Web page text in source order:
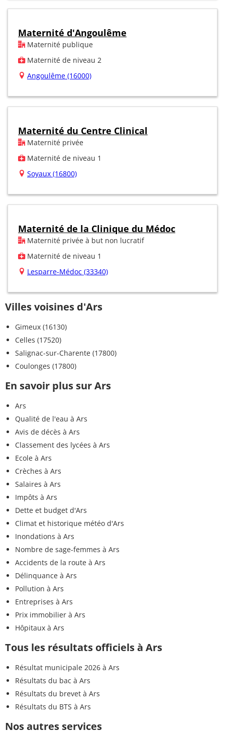
Maternité d'Angoulême
Maternité publique
Maternité de niveau 2
Angoulême (16000)
Maternité du Centre Clinical
Maternité privée
Maternité de niveau 1
Soyaux (16800)
Maternité de la Clinique du Médoc
Maternité privée à but non lucratif
Maternité de niveau 1
Lesparre-Médoc (33340)
Villes voisines d'Ars
Gimeux (16130)
Celles (17520)
Salignac-sur-Charente (17800)
Coulonges (17800)
En savoir plus sur Ars
Ars
Qualité de l'eau à Ars
Avis de décès à Ars
Classement des lycées à Ars
Ecole à Ars
Crèches à Ars
Salaires à Ars
Impôts à Ars
Dette et budget d'Ars
Climat et historique météo d'Ars
Inondations à Ars
Nombre de sage-femmes à Ars
Accidents de la route à Ars
Délinquance à Ars
Pollution à Ars
Entreprises à Ars
Prix immobilier à Ars
Hôpitaux à Ars
Tous les résultats officiels à Ars
Résultat municipale 2026 à Ars
Résultats du bac à Ars
Résultats du brevet à Ars
Résultats du BTS à Ars
Nos autres services